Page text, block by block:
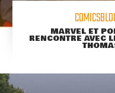
MARVEL ET
RENCONTRE AVEC